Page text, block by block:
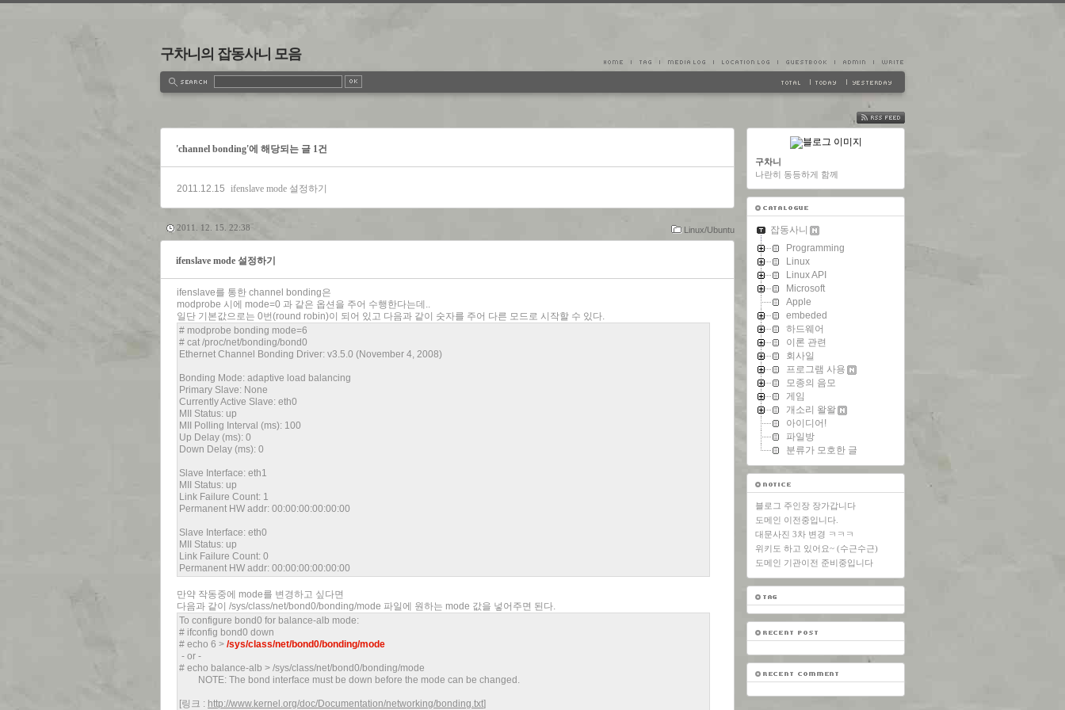
구차니의 잡동사니 모음
'channel bonding'에 해당되는 글 1건
2011.12.15 ifenslave mode 설정하기
Linux/Ubuntu
2011. 12. 15. 22:38
ifenslave mode 설정하기
ifenslave를 통한 channel bonding은
modprobe 시에 mode=0 과 같은 옵션을 주어 수행한다는데..
일단 기본값으로는 0번(round robin)이 되어 있고 다음과 같이 숫자를 주어 다른 모드로 시작할 수 있다.
# modprobe bonding mode=6
# cat /proc/net/bonding/bond0
Ethernet Channel Bonding Driver: v3.5.0 (November 4, 2008)
Bonding Mode: adaptive load balancing
Primary Slave: None
Currently Active Slave: eth0
MII Status: up
MII Polling Interval (ms): 100
Up Delay (ms): 0
Down Delay (ms): 0
Slave Interface: eth1
MII Status: up
Link Failure Count: 1
Permanent HW addr: 00:00:00:00:00:00
Slave Interface: eth0
MII Status: up
Link Failure Count: 0
Permanent HW addr: 00:00:00:00:00:00
만약 작동중에 mode를 변경하고 싶다면
다음과 같이 /sys/class/net/bond0/bonding/mode 파일에 원하는 mode 값을 넣어주면 된다.
To configure bond0 for balance-alb mode:
# ifconfig bond0 down
# echo 6 > /sys/class/net/bond0/bonding/mode
- or -
# echo balance-alb > /sys/class/net/bond0/bonding/mode
NOTE: The bond interface must be down before the mode can be changed.
[링크 : http://www.kernel.org/doc/Documentation/networking/bonding.txt]
FEED
구차니
나란히 동등하게 함께
잡동사니
Programming
Linux
Linux API
Microsoft
Apple
embeded
하드웨어
이론 관련
회사일
프로그램 사용
모종의 음모
게임
개소리 왈왈
아이디어!
파일방
분류가 모호한 글
블로그 주인장 장가갑니다
도메인 이전중입니다.
대문사진 3차 변경 ㅋㅋㅋ
위키도 하고 있어요~ (수근수근)
도메인 기관이전 준비중입니다